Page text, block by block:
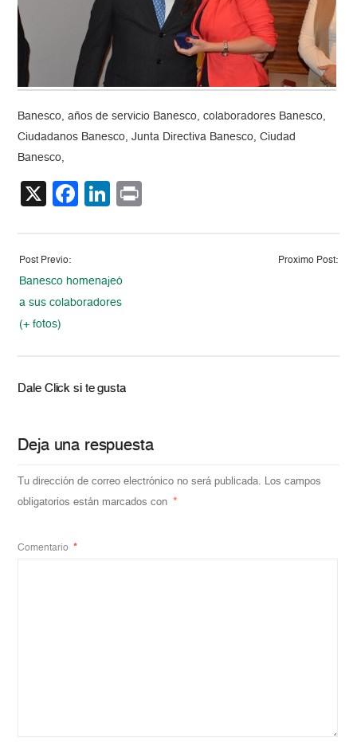
Banesco, años de servicio Banesco, colaboradores Banesco,
Ciudadanos Banesco, Junta Directiva Banesco, Ciudad
Banesco,
X Facebook
LinkedIn
Post Previo:
Banesco homenajeó
a sus colaboradores
(+ fotos)
Proximo Post:
Dale Click si te gusta
Deja una respuesta
Tu dirección de correo electrónico no será publicada. Los campos
obligatorios están marcados con
*
Comentario *